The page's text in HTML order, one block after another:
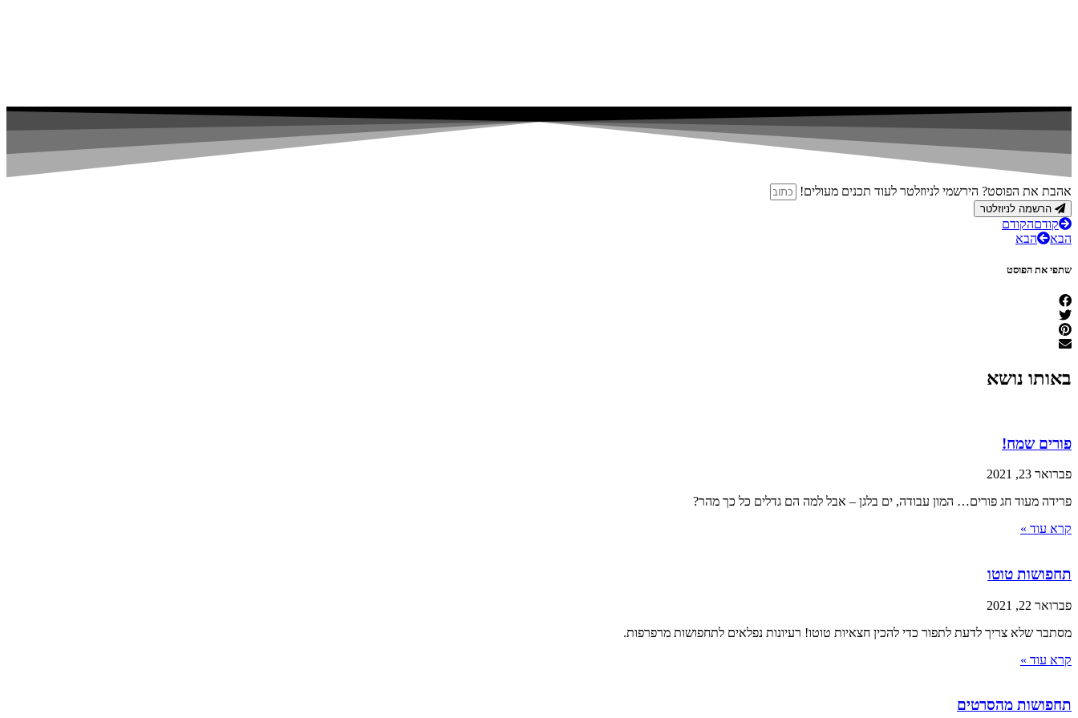
אהבת את הפוסט? הירשמי לניוזלטר לעוד תכנים מעולים!
הרשמה לניוזלטר
קודםהקודם
הבא
הבא
שתפי את הפוסט
באותו נושא
פורים שמח!
פברואר 23, 2021
פרידה מעוד חג פורים… המון עבודה, ים בלגן – אבל למה הם גדלים כל כך מהר?
קרא עוד »
תחפושות טוטו
פברואר 22, 2021
מסתבר שלא צריך לדעת לתפור כדי להכין חצאיות טוטו! רעיונות נפלאים לתחפושות מרפרפות.
קרא עוד »
תחפושות מהסרטים